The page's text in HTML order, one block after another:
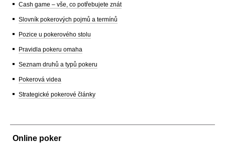
Cash game – vše, co potřebujete znát
Slovník pokerových pojmů a termínů
Pozice u pokerového stolu
Pravidla pokeru omaha
Seznam druhů a typů pokeru
Pokerová videa
Strategické pokerové články
Online poker